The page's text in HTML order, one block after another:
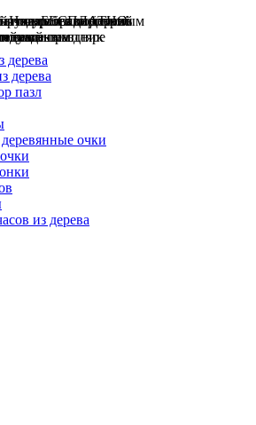
БЕСПЛАТНО
ручкис гравировкой
Натуральное дерево
экземпляре
подарок влюблённым
праздник
очковбез диоптрий
везде
дерева
дерева
пазл
очки
из дерева